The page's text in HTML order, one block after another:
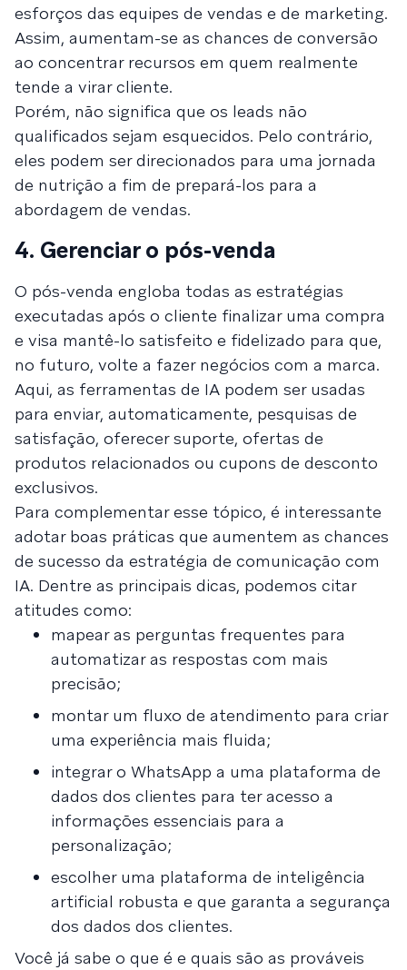
esforços das equipes de vendas e de marketing.
Assim, aumentam-se as chances de conversão
ao concentrar recursos em quem realmente
tende a virar cliente.
Porém, não significa que os leads não
qualificados sejam esquecidos. Pelo contrário,
eles podem ser direcionados para uma jornada
de nutrição a fim de prepará-los para a
abordagem de vendas.
4. Gerenciar o pós-venda
O pós-venda engloba todas as estratégias
executadas após o cliente finalizar uma compra
e visa mantê-lo satisfeito e fidelizado para que,
no futuro, volte a fazer negócios com a marca.
Aqui, as ferramentas de IA podem ser usadas
para enviar, automaticamente, pesquisas de
satisfação, oferecer suporte, ofertas de
produtos relacionados ou cupons de desconto
exclusivos.
Para complementar esse tópico, é interessante
adotar boas práticas que aumentem as chances
de sucesso da estratégia de comunicação com
IA. Dentre as principais dicas, podemos citar
atitudes como:
mapear as perguntas frequentes para
automatizar as respostas com mais
precisão;
montar um fluxo de atendimento para criar
uma experiência mais fluida;
integrar o WhatsApp a uma plataforma de
dados dos clientes para ter acesso a
informações essenciais para a
personalização;
escolher uma plataforma de inteligência
artificial robusta e que garanta a segurança
dos dados dos clientes.
Você já sabe o que é e quais são as prováveis